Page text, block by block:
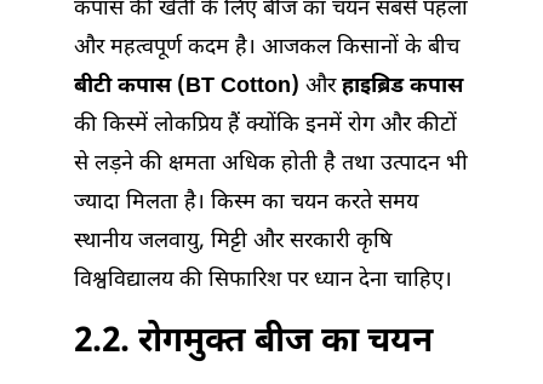
कपास की खेती के लिए बीज का चयन सबसे पहला
और महत्वपूर्ण कदम है। आजकल किसानों के बीच
बीटी कपास (BT Cotton) औरहाइब्रिड कपास
की किस्में लोकप्रिय हैं क्योंकि इनमें रोग और कीटों
से लड़ने की क्षमता अधिक होती है तथा उत्पादन भी
ज्यादा मिलता है। किस्म का चयन करते समय
स्थानीय जलवायु, मिट्टी और सरकारी कृषि
विश्वविद्यालय की सिफारिश पर ध्यान देना चाहिए।
2.2. रोगमुक्त बीज का चयन